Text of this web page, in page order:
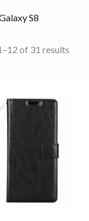
S8
of 31 results